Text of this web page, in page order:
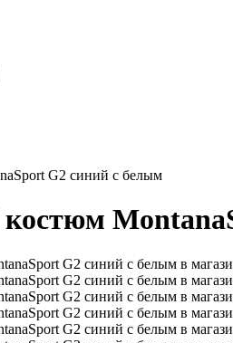
G2 синий с белым